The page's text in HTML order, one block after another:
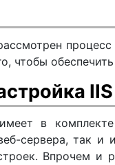
чтобы
IIS
в
сервера, так и
Впрочем и